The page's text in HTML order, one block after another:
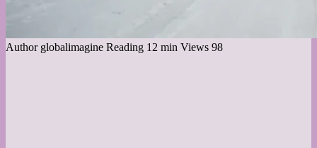
Author globalimagine Reading 12 min Views 98